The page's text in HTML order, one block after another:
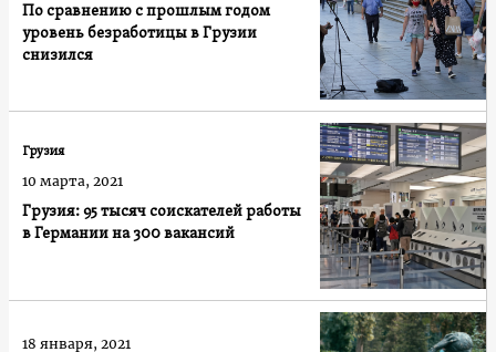
По сравнению с прошлым годом
уровень безработицы в Грузии
снизился
Грузия: 95 тысяч соискателей работы
в Германии на 300 вакансий
Грузия
10 марта, 2021
18 января, 2021